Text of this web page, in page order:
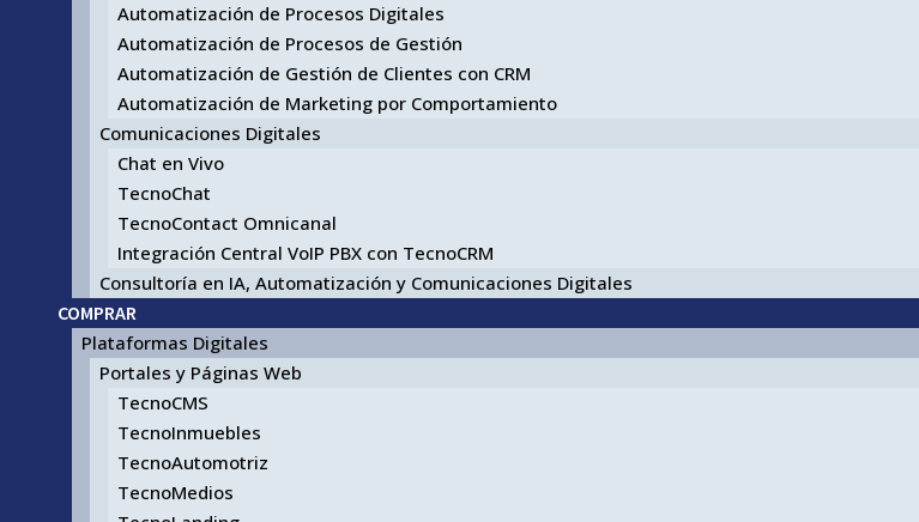
Automatización de Procesos Digitales
Automatización de Procesos de Gestión
Automatización de Gestión de Clientes con CRM
Automatización de Marketing por Comportamiento
Comunicaciones Digitales
Chat en Vivo
TecnoChat
TecnoContact Omnicanal
Integración Central VoIP PBX con TecnoCRM
Consultoría en IA, Automatización y Comunicaciones Digitales
COMPRAR
Plataformas Digitales
Portales y Páginas Web
TecnoCMS
TecnoInmuebles
TecnoAutomotriz
TecnoMedios